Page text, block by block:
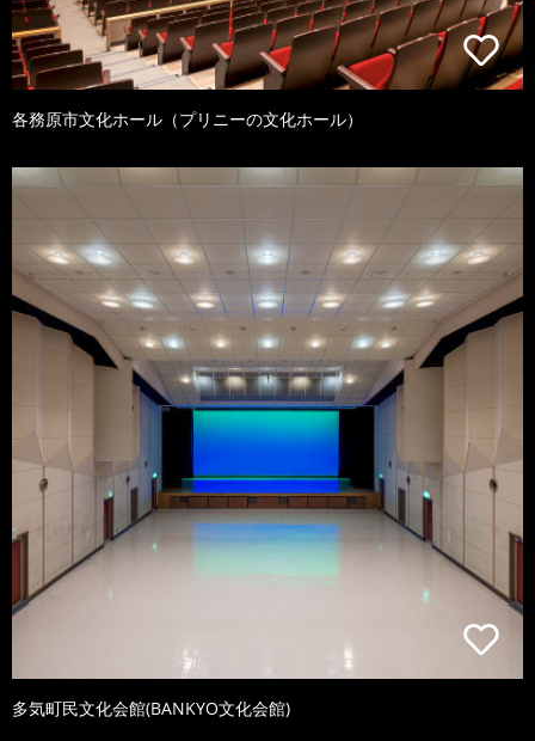
各務原市文化ホール（プリニーの文化ホール）
多気町民文化会館(BANKYO文化会館)